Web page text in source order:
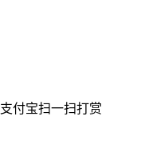
支付宝扫一扫打赏